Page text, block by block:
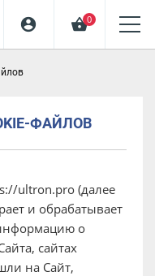
account_circle shopping_basket0
ФАЙЛОВ
ultron.pro (далее
и обрабатывает
о
сайтах
на Сайт,